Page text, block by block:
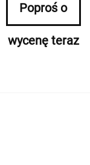
Poproś o
wycenę teraz